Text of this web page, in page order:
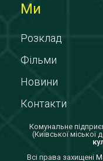
Ми
Розклад
Фільми
Новини
Контакти
Комунальне
(Київської міської
Всi права захищенi